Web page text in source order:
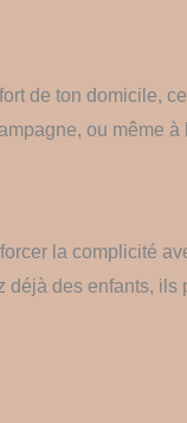
de ton domicile,
ou même
la complicité
des enfants,